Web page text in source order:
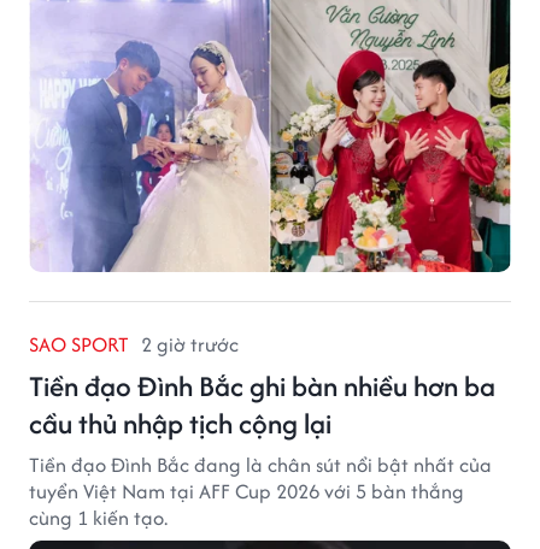
SAO SPORT 2 giờ trước
Tiền đạo Đình Bắc ghi bàn nhiều hơn ba
cầu thủ nhập tịch cộng lại
Tiền đạo Đình Bắc đang là chân sút nổi bật nhất của
tuyển Việt Nam tại AFF Cup 2026 với 5 bàn thắng
cùng 1 kiến tạo.